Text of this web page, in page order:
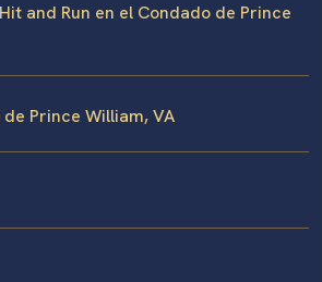
and Run en el Condado de Prince
Prince William, VA